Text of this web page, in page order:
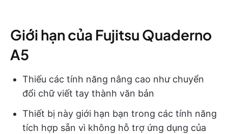
Giới hạn của Fujitsu Quaderno
A5
Thiếu các tính năng nâng cao như chuyển
đổi chữ viết tay thành văn bản
Thiết bị này giới hạn bạn trong các tính năng
tích hợp sẵn vì không hỗ trợ ứng dụng của